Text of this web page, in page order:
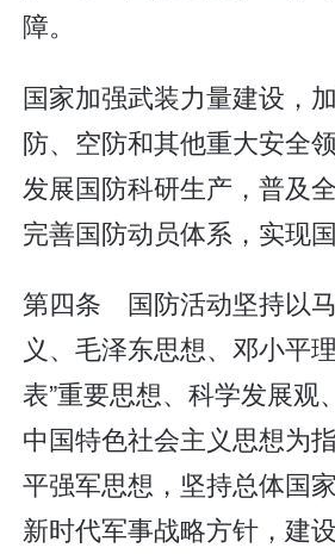
障。
国家加强武装力量建设，
防、空防和其他重大安全
发展国防科研生产，普及
完善国防动员体系，实现国
第四条 国防活动坚持以
义、毛泽东思想、邓小平
表”重要思想、科学发展观
中国特色社会主义思想为
平强军思想，坚持总体国
新时代军事战略方针，建